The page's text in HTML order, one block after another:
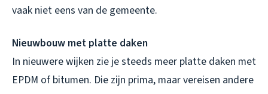
vaak niet eens van de gemeente.
Nieuwbouw met platte daken
In nieuwere wijken zie je steeds meer platte daken met
EPDM of bitumen. Die zijn prima, maar vereisen andere